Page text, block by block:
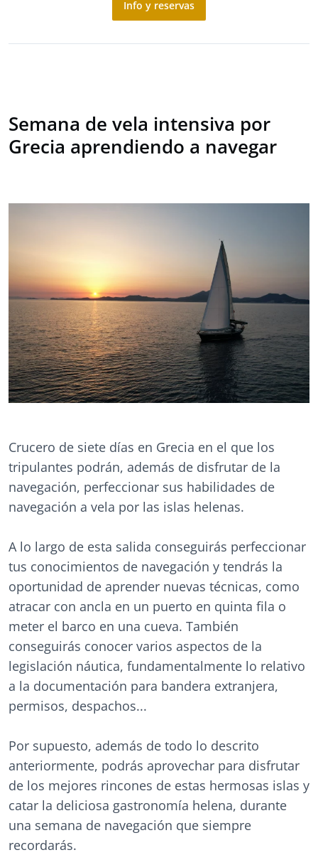
Info y reservas
Semana de vela intensiva por
Grecia aprendiendo a navegar
Crucero de siete días en Grecia en el que los
tripulantes podrán, además de disfrutar de la
navegación, perfeccionar sus habilidades de
navegación a vela por las islas helenas.
A lo largo de esta salida conseguirás perfeccionar
tus conocimientos de navegación y tendrás la
oportunidad de aprender nuevas técnicas, como
atracar con ancla en un puerto en quinta fila o
meter el barco en una cueva. También
conseguirás conocer varios aspectos de la
legislación náutica, fundamentalmente lo relativo
a la documentación para bandera extranjera,
permisos, despachos...
Por supuesto, además de todo lo descrito
anteriormente, podrás aprovechar para disfrutar
de los mejores rincones de estas hermosas islas y
catar la deliciosa gastronomía helena, durante
una semana de navegación que siempre
recordarás.